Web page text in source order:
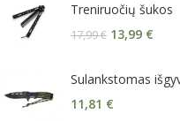
Treniruočių šukos
17,99€ 13,99 €
Sulankstomas
11,81 €